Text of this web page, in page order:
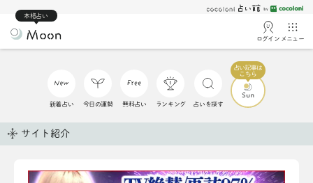
本格占い
ログイン メニュー
新着占い 今日の運勢 無料占い ランキング 占いを探す
サイト紹介